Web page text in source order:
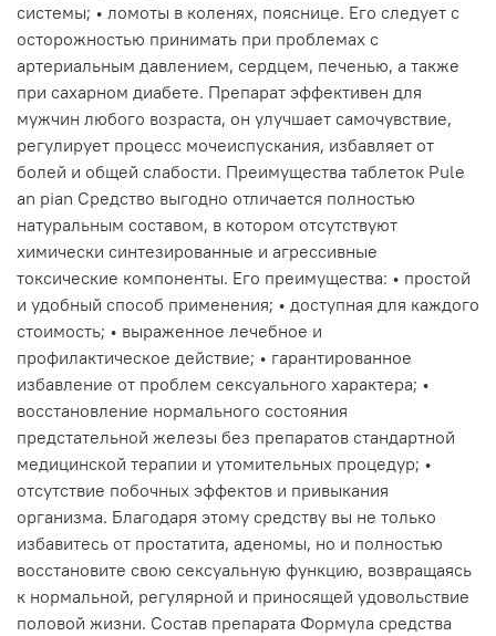
системы; • ломоты в коленях, пояснице. Его следует с
осторожностью принимать при проблемах с
артериальным давлением, сердцем, печенью, а также
при сахарном диабете. Препарат эффективен для
мужчин любого возраста, он улучшает самочувствие,
регулирует процесс мочеиспускания, избавляет от
болей и общей слабости. Преимущества таблеток Pule
an pian Средство выгодно отличается полностью
натуральным составом, в котором отсутствуют
химически синтезированные и агрессивные
токсические компоненты. Его преимущества: • простой
и удобный способ применения; • доступная для каждого
стоимость; • выраженное лечебное и
профилактическое действие; • гарантированное
избавление от проблем сексуального характера; •
восстановление нормального состояния
предстательной железы без препаратов стандартной
медицинской терапии и утомительных процедур; •
отсутствие побочных эффектов и привыкания
организма. Благодаря этому средству вы не только
избавитесь от простатита, аденомы, но и полностью
восстановите свою сексуальную функцию, возвращаясь
к нормальной, регулярной и приносящей удовольствие
половой жизни. Состав препарата Формула средства